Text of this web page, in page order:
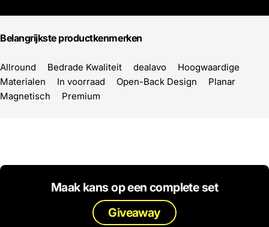
Belangrijkste productkenmerken
Allround Bedrade Kwaliteit dealavo
Hoogwaardige
Materialen
In voorraad Open-Back Design
Planar
Magnetisch
Premium
Maak kans op een complete set
Giveaway